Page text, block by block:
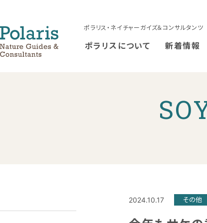
ポラリス・ネイチャーガイズ＆コンサルタン
ポラリスについて 新着情報
2024.10.17 その他